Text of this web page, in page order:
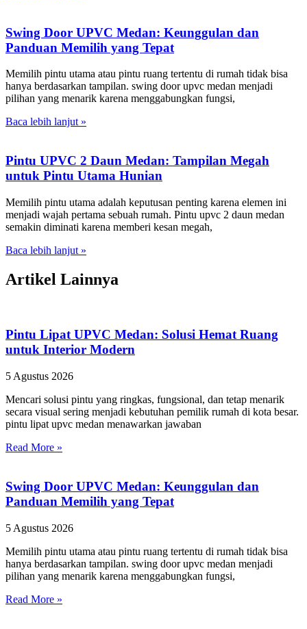
Swing Door UPVC Medan: Keunggulan dan
Panduan Memilih yang Tepat
Memilih pintu utama atau pintu ruang tertentu di rumah tidak bisa
hanya berdasarkan tampilan. swing door upvc medan menjadi
pilihan yang menarik karena menggabungkan fungsi,
Baca lebih lanjut »
Pintu UPVC 2 Daun Medan: Tampilan Megah
untuk Pintu Utama Hunian
Memilih pintu utama adalah keputusan penting karena elemen ini
menjadi wajah pertama sebuah rumah. Pintu upvc 2 daun medan
semakin diminati karena memberi kesan megah,
Baca lebih lanjut »
Artikel Lainnya
Pintu Lipat UPVC Medan: Solusi Hemat Ruang
untuk Interior Modern
5 Agustus 2026
Mencari solusi pintu yang ringkas, fungsional, dan tetap menarik
secara visual sering menjadi kebutuhan pemilik rumah di kota besar.
pintu lipat upvc medan menawarkan jawaban
Read More »
Swing Door UPVC Medan: Keunggulan dan
Panduan Memilih yang Tepat
5 Agustus 2026
Memilih pintu utama atau pintu ruang tertentu di rumah tidak bisa
hanya berdasarkan tampilan. swing door upvc medan menjadi
pilihan yang menarik karena menggabungkan fungsi,
Read More »